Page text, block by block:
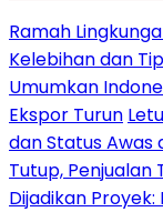
Ramah
Kelebihan dan
Umumkan
Ekspor Turun
dan Status Awas
Tutup, Penjualan
Dijadikan